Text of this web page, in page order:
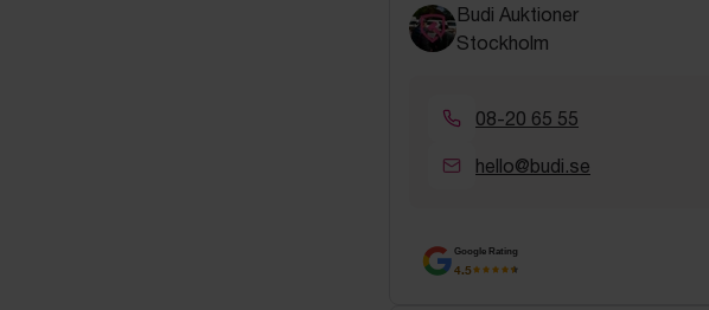
Budi Auktioner
Stockholm
08-20 65 55
hello@budi.se
Google Rating
4.5